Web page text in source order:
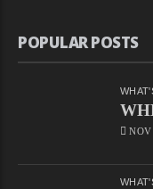
POPULAR POSTS
NOV